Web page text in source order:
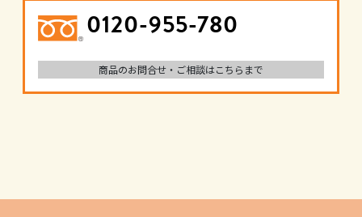
0120-955-780
商品のお問合せ・ご相談はこちらまで